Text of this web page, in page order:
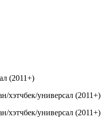
(2011+)
хэтчбек/универсал (2011+)
хэтчбек/универсал (2011+)